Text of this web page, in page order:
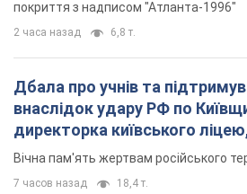
покриття з надписом "Атланта-1996"
2 часа назад 6,8 т.
Дбала про учнів та
внаслідок удару РФ по
директорка київського
Вічна пам'ять жертвам російського
7 часов назад 18,4 т.